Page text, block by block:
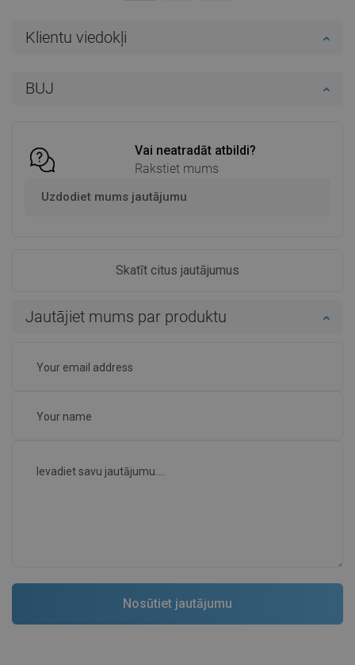
BUJ
Vai neatradāt atbildi?
Rakstiet mums
Uzdodiet mums jautājumu
Skatīt citus jautājumus
Klientu viedokļi
Jautājiet mums par produktu